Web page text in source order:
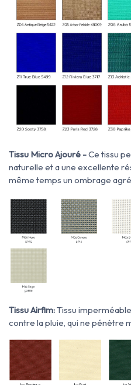
Tissu Micro Ajouré -Ce tissu
naturelle et a une excellente
même temps un ombrage
Tissu Airfim:Tissu
contre la pluie, qui ne pénètre